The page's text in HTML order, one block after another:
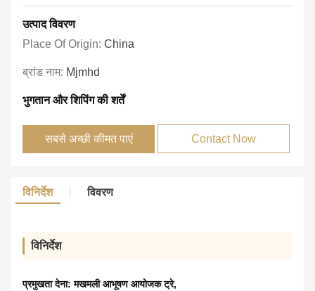
उत्पाद विवरण
Place Of Origin: China
ब्रांड नाम: Mjmhd
भुगतान और शिपिंग की शर्तें
सबसे अच्छी कीमत पाएं Contact Now
विनिर्देश विवरण
विनिर्देश
प्रमुखता देना:मखमली आभूषण आयोजक ट्रे,